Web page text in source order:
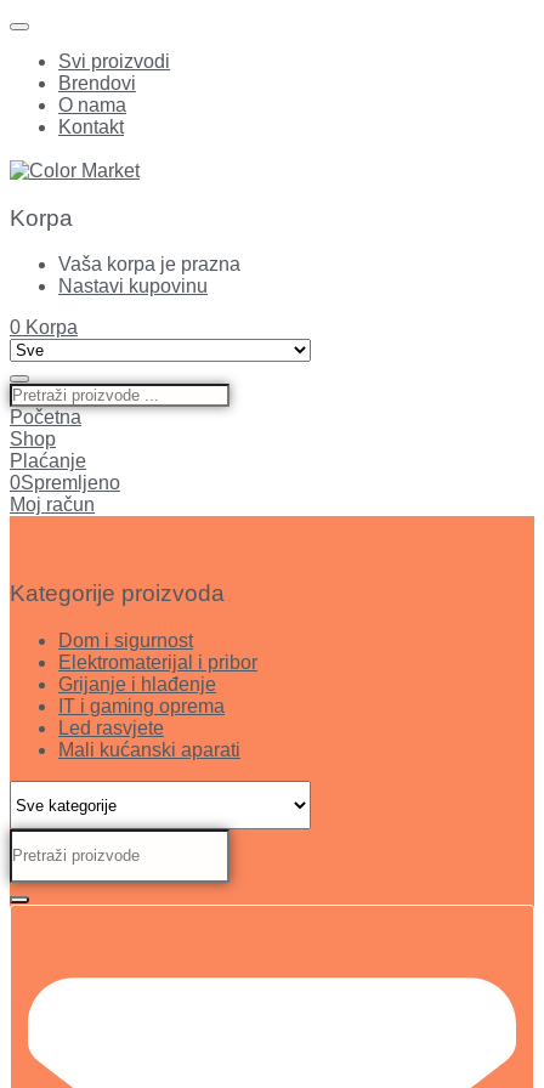
Svi proizvodi
Brendovi
O nama
Kontakt
Korpa
Vaša korpa je prazna
Nastavi kupovinu
0 Korpa
Početna
Shop
Plaćanje
0Spremljeno
Moj račun
Kategorije proizvoda
Dom i sigurnost
Elektromaterijal i pribor
Grijanje i hlađenje
IT i gaming oprema
Led rasvjete
Mali kućanski aparati